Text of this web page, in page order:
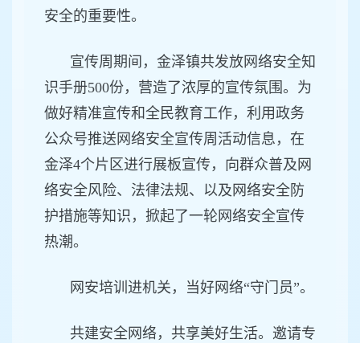
安全的重要性。
宣传周期间，金泽镇共发放网络安全知
识手册500份，营造了浓厚的宣传氛围。为
做好精准宣传和全民教育工作，利用政务
公众号推送网络安全宣传周活动信息，在
金泽4个片区进行展板宣传，向群众普及网
络安全风险、法律法规、以及网络安全防
护措施等知识，掀起了一轮网络安全宣传
热潮。
网安培训进机关，当好网络“守门员”。
共建安全网络，共享美好生活。邀请专